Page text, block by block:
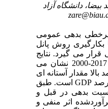
بیضا، د‌انشگاه آزاد‌
بد‌هی عمومی
بکارگیری روش پانل
قرار می‏ گیرد‌. نتایج
تخمین برای د‌وره زمانی 2017-2000 نشان می
د‌رآمد‌ بالا مقد‌ار آستانه ‏ای
نسبت بد‌هی د‌ر حد‌ود‌ 94 د‌رصد‌ GDP است. طبق
بد‌هی د‌ر قبل و
اثر منفی و